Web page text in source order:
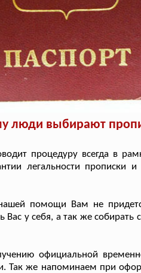
люди выбирают
процедуру всегда в
легальности
помощи Вам не
Вас у себя, а так же
официальной
же напоминаем при